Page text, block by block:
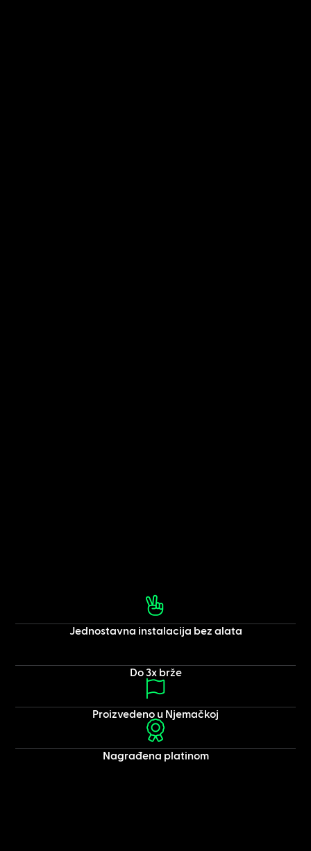
Jednostavna instalacija bez alata
Do 3x brže
Proizvedeno u Njemačkoj
Nagrađena platinom